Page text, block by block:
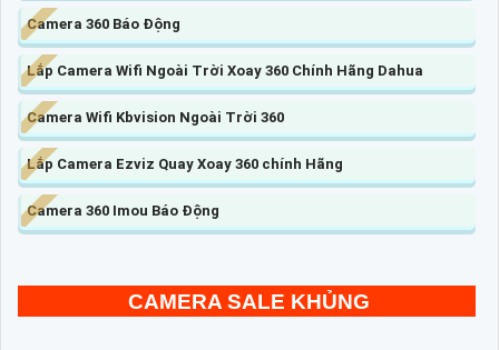
Camera 360 Báo Động
Lắp Camera Wifi Ngoài Trời Xoay 360 Chính Hãng Dahua
Camera Wifi Kbvision Ngoài Trời 360
Lắp Camera Ezviz Quay Xoay 360 chính Hãng
Camera 360 Imou Báo Động
CAMERA SALE KHỦNG